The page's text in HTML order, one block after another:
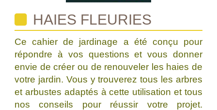
HAIES FLEURIES
Ce cahier de jardinage a été conçu pour
répondre à vos questions et vous donner
envie de créer ou de renouveler les haies de
votre jardin. Vous y trouverez tous les arbres
et arbustes adaptés à cette utilisation et tous
nos conseils pour réussir votre projet.